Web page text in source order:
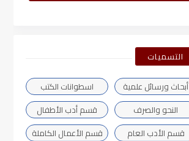
التسميات
أبحاث ورسائل علمية
اسطوانات الكتب
النحو والصرف
قسم أدب الأطفال
قسم الأدب العام
قسم الأعمال الكاملة